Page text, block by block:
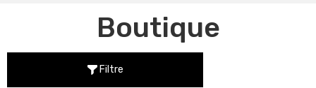
Boutique
Filtre